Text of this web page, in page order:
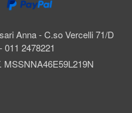
Anna - C.so Vercelli 71/D
011 2478221
MSSNNA46E59L219N